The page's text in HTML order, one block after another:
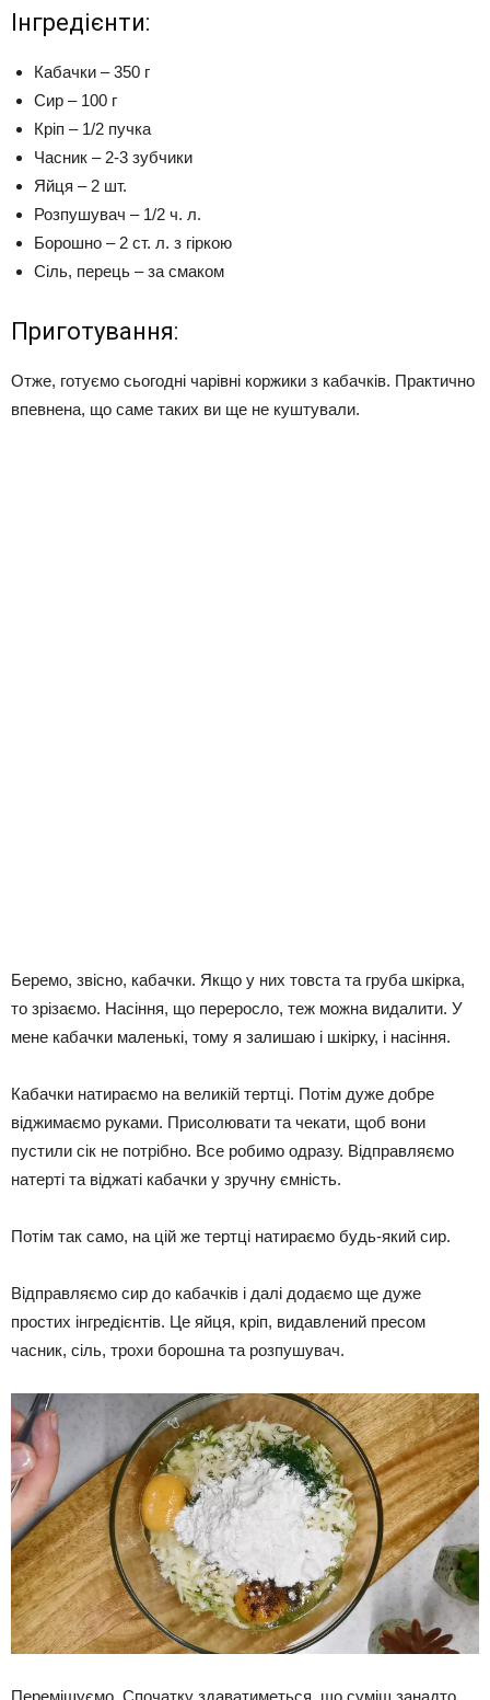
Інгредієнти:
Кабачки – 350 г
Сир – 100 г
Кріп – 1/2 пучка
Часник – 2-3 зубчики
Яйця – 2 шт.
Розпушувач – 1/2 ч. л.
Борошно – 2 ст. л. з гіркою
Сіль, перець – за смаком
Приготування:
Отже, готуємо сьогодні чарівні коржики з кабачків. Практично
впевнена, що саме таких ви ще не куштували.
Беремо, звісно, ​​кабачки. Якщо у них товста та груба шкірка,
то зрізаємо. Насіння, що переросло, теж можна видалити. У
мене кабачки маленькі, тому я залишаю і шкірку, і насіння.
Кабачки натираємо на великій тертці. Потім дуже добре
віджимаємо руками. Присолювати та чекати, щоб вони
пустили сік не потрібно. Все робимо одразу. Відправляємо
натерті та віджаті кабачки у зручну ємність.
Потім так само, на цій же тертці натираємо будь-який сир.
Відправляємо сир до кабачків і далі додаємо ще дуже
простих інгредієнтів. Це яйця, кріп, видавлений пресом
часник, сіль, трохи борошна та розпушувач.
Перемішуємо. Спочатку здаватиметься, що суміш занадто